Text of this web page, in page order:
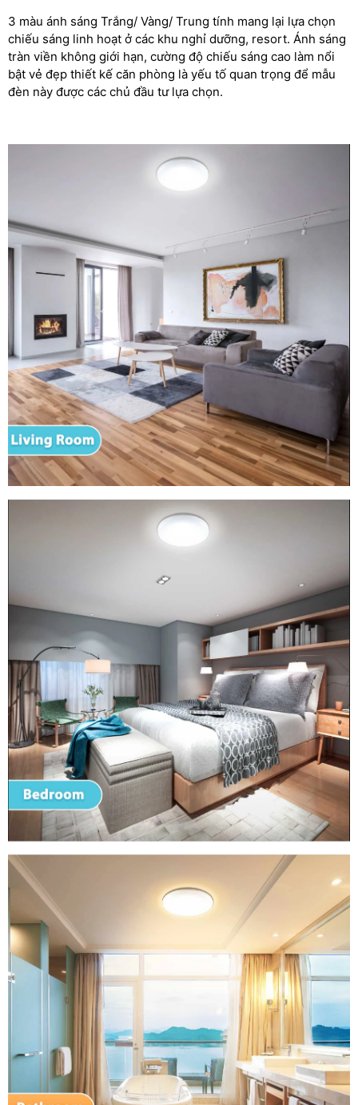
3 màu ánh sáng Trắng/ Vàng/ Trung tính mang lại lựa chọn
chiếu sáng linh hoạt ở các khu nghỉ dưỡng, resort. Ánh sáng
tràn viền không giới hạn, cường độ chiếu sáng cao làm nổi
bật vẻ đẹp thiết kế căn phòng là yếu tố quan trọng để mẫu
đèn này được các chủ đầu tư lựa chọn.